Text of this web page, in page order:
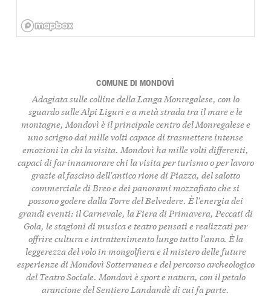
COMUNE DI MONDOVÌ
Adagiata sulle colline della Langa Monregalese, con lo
sguardo sulle Alpi Liguri e a metà strada tra il mare e le
montagne, Mondovì è il principale centro del Monregalese e
uno scrigno dai mille volti capace di trasmettere intense
emozioni in chi la visita. Mondovì ha mille volti differenti,
capaci di far innamorare chi la visita per turismo o per lavoro
grazie al fascino dell'antico rione di Piazza, del salotto
commerciale di Breo e dei panorami mozzafiato che si
possono godere dalla Torre del Belvedere. È l'energia dei
grandi eventi: il Carnevale, la Fiera di Primavera, Peccati di
Gola, le stagioni di musica e teatro pensati e realizzati per
offrire cultura e intrattenimento lungo tutto l'anno. È la
leggerezza del volo in mongolfiera e il mistero delle future
esperienze di Mondovì Sotterranea e del percorso archeologico
del Teatro Sociale. Mondovì è sport e natura, con il petalo
arancione delSentiero Landandèdi cui fa parte.